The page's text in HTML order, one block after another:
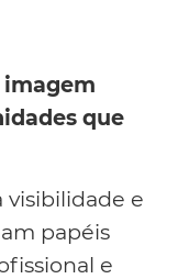
imagem
que
visibilidade e
papéis
e